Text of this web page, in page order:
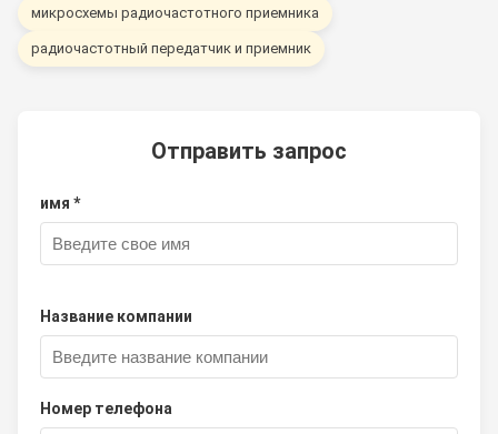
микросхемы радиочастотного приемника
радиочастотный передатчик и приемник
Отправить запрос
имя *
Название компании
Номер телефона